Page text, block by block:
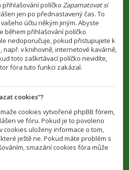
políčko Zapamatovat si
jen po přednastavený čas. To
účtu někým jiným. Abyste
během přihlašování políčko
nedoporučuje, pokud přistupujete k
v knihovně, internetové kavárně,
toto zaškrtávací políčko nevidíte,
fóra tuto funkci zakázal.
cookies“?
cookies vytvořené phpBB fórem,
ve fóru. Pokud je to povoleno
cookies uloženy informace o tom,
ještě ne. Pokud máte problém s
smazání cookies fóra může